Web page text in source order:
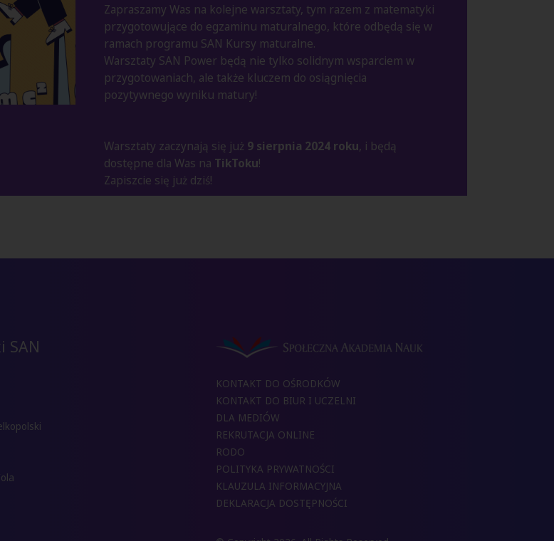
Zapraszamy Was na kolejne warsztaty, tym razem z matematyki
przygotowujące do egzaminu maturalnego, które odbędą się w
ramach programu SAN Kursy maturalne.
Warsztaty SAN Power będą nie tylko solidnym wsparciem w
przygotowaniach, ale także kluczem do osiągnięcia
pozytywnego wyniku matury!
Warsztaty zaczynają się już 9 sierpnia 2024 roku, i będą
dostępne dla Was na TikToku!
Zapiszcie się już dziś!
SAN
KONTAKT DO OŚRODKÓW
KONTAKT DO BIUR I UCZELNI
DLA MEDIÓW
REKRUTACJA ONLINE
RODO
POLITYKA PRYWATNOŚCI
KLAUZULA INFORMACYJNA
DEKLARACJA DOSTĘPNOŚCI